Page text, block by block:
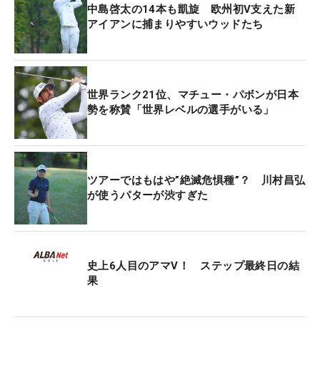
中島啓太の14本も凱旋 欧州初V支えた新
アイアンに捕まりやすいウッドたち
世界ランク21位、マチュー・パボンが日本
勢を称賛「世界レベルの選手がいる」
ツアーではもはや”絶滅危惧種”？ 川村昌弘
が使うパターが渋すぎた
史上6人目のアマV！ ステップ最終日の結
果